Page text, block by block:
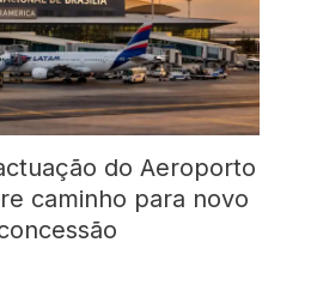
do Aeroporto
caminho para novo